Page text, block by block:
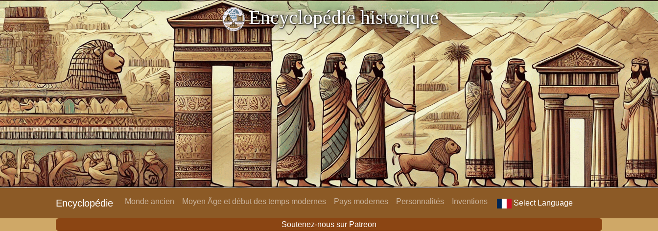
Encyclopédie historique
Encyclopédie Monde ancien Moyen Âge et début des temps modernes Pays modernes Personnalités Inventions Select Language
Soutenez-nous sur Patreon